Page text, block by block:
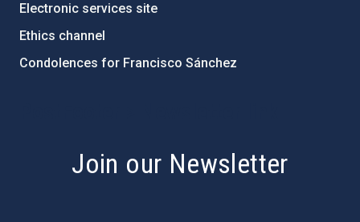
Electronic services site
Ethics channel
Condolences for Francisco Sánchez
Join our Newsletter